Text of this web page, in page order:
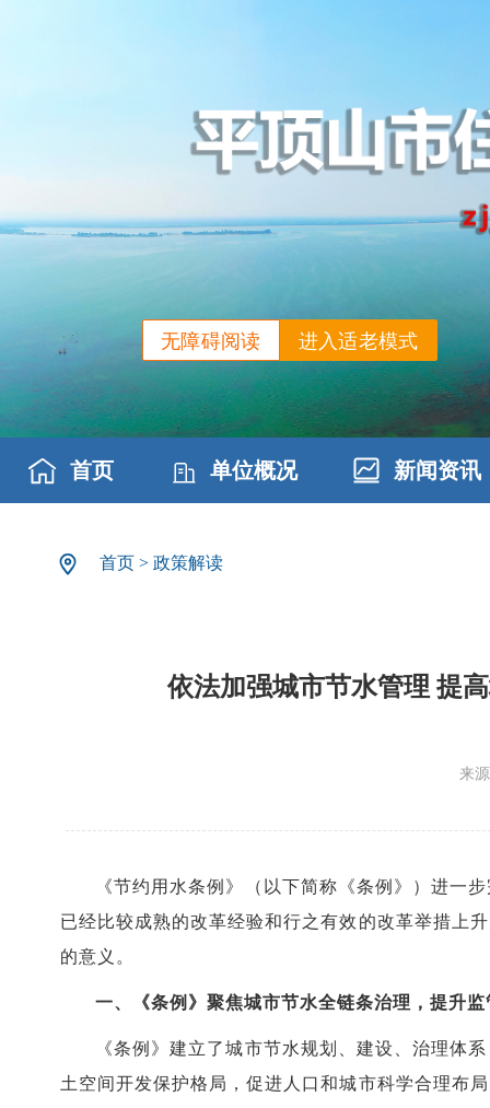
进入适老模式
无障碍阅读
首页 单位概况 新闻资讯
首页 > 政策解读
依法加强城市节水管理 提
来
《节约用水条例》（以下简称《条例》）进一
已经比较成熟的改革经验和行之有效的改革举措上
的意义。
一、《条例》聚焦城市节水全链条治理，提升监
《条例》建立了城市节水规划、建设、治理体
土空间开发保护格局，促进人口和城市科学合理布